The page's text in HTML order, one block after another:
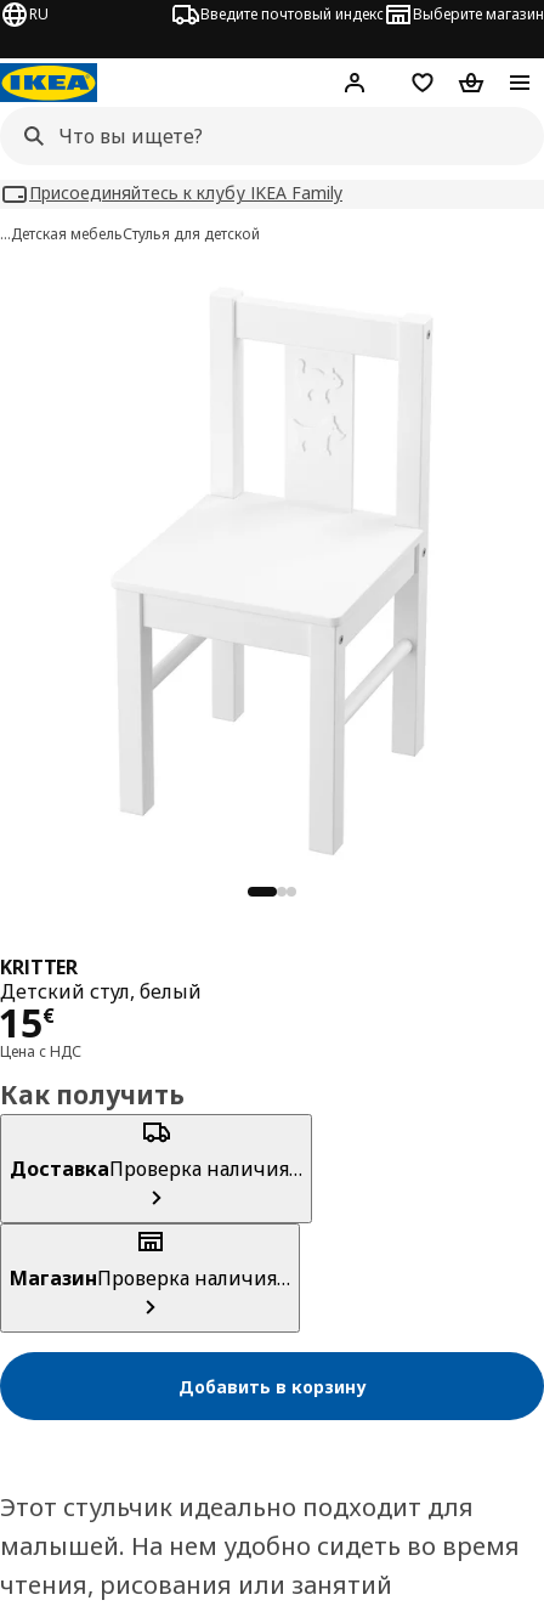
RU Введите почтовый индекс Выберите магазин
Hej! ВойтиСписокКорзина
Присоединяйтесь к клубу IKEA Family
…Детская мебельСтулья для детской
KRITTER
Детский стул, белый
15€
Цена 15€
Цена с НДС
Как получить
ДоставкаПроверка наличия…
МагазинПроверка наличия…
Добавить в корзину
Этот стульчик идеально подходит для
малышей. На нем удобно сидеть во время
чтения, рисования или занятий